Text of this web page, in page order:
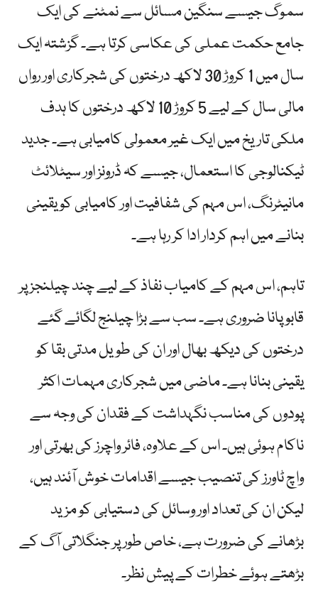
سموگ جیسے سنگین مسائل سے نمٹنے کی ایک
جامع حکمت عملی کی عکاسی کرتا ہے۔ گزشتہ ایک
سال میں 1 کروڑ 30 لاکھ درختوں کی شجرکاری اور رواں
مالی سال کے لیے 5 کروڑ 10 لاکھ درختوں کا ہدف
ملکی تاریخ میں ایک غیر معمولی کامیابی ہے۔ جدید
ٹیکنالوجی کا استعمال، جیسے کہ ڈرونز اور سیٹلائٹ
مانیٹرنگ، اس مہم کی شفافیت اور کامیابی کو یقینی
بنانے میں اہم کردار ادا کر رہا ہے۔
تاہم، اس مہم کے کامیاب نفاذ کے لیے چند چیلنجز پر
قابو پانا ضروری ہے۔ سب سے بڑا چیلنج لگائے گئے
درختوں کی دیکھ بھال اور ان کی طویل مدتی بقا کو
یقینی بنانا ہے۔ ماضی میں شجرکاری مہمات اکثر
پودوں کی مناسب نگہداشت کے فقدان کی وجہ سے
ناکام ہوئی ہیں۔ اس کے علاوہ، فائر واچرز کی بھرتی اور
واچ ٹاورز کی تنصیب جیسے اقدامات خوش آئند ہیں،
لیکن ان کی تعداد اور وسائل کی دستیابی کو مزید
بڑھانے کی ضرورت ہے، خاص طور پر جنگلاتی آگ کے
بڑھتے ہوئے خطرات کے پیش نظر۔